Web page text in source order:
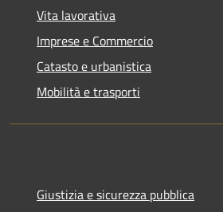
Vita lavorativa
Imprese e Commercio
Catasto e urbanistica
Mobilità e trasporti
Giustizia e sicurezza pubblica